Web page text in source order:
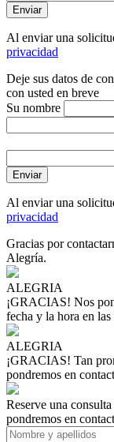
Al enviar una
privacidad
Deje sus datos de
con usted en breve
Su nombre
Al enviar una
privacidad
Gracias por
Alegría.
ALEGRIA
¡GRACIAS! Nos
fecha y la hora en
ALEGRIA
¡GRACIAS! Tan
pondremos en
Reserve una
pondremos en